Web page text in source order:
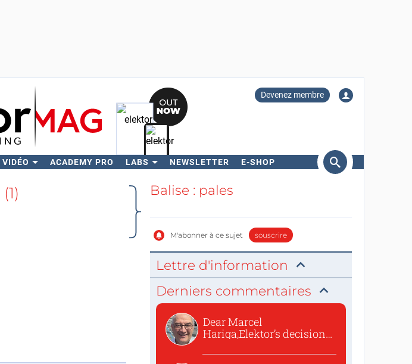
Devenez membre
VIDÉO ACADEMY PRO LABS NEWSLETTER E-SHOP
Rechercher
(1) Balise : pales
M'abonner à ce sujet souscrire
Lettre d'information
Derniers commentaires
Dear Marcel
Hariga,Elektor’s decision